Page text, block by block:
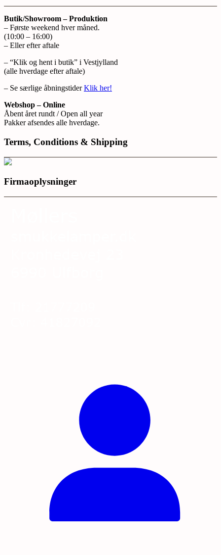
Butik/Showroom – Produktion
– Første weekend hver måned.
(10:00 – 16:00)
– Eller efter aftale
– “Klik og hent i butik” i Vestjylland
(alle hverdage efter aftale)
– Se særlige åbningstiderKlik her!
Webshop – Online
Åbent året rundt / Open all year
Pakker afsendes alle hverdage.
Terms, Conditions & Shipping
Firmaoplysninger